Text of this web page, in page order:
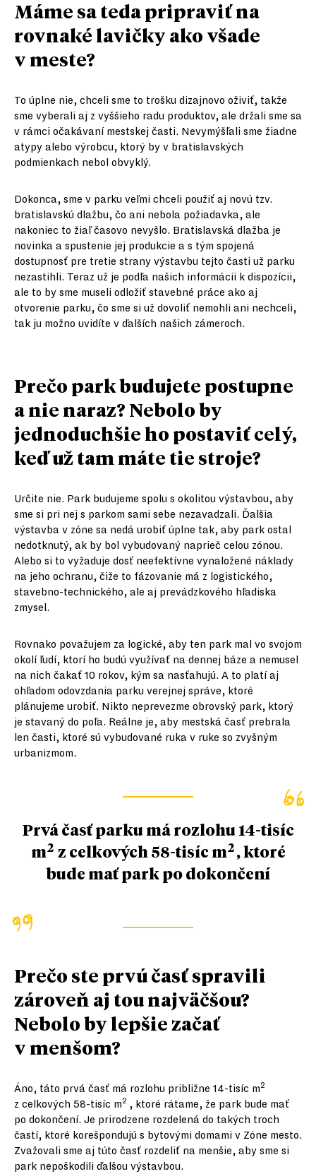
Máme sa teda pripraviť na
rovnaké lavičky ako všade
v meste?
To úplne nie, chceli sme to trošku dizajnovo oživiť, takže
sme vyberali aj z vyššieho radu produktov, ale držali sme sa
v rámci očakávaní mestskej časti. Nevymýšľali sme žiadne
atypy alebo výrobcu, ktorý by v bratislavských
podmienkach nebol obvyklý.
Dokonca, sme v parku veľmi chceli použiť aj novú tzv.
bratislavskú dlažbu, čo ani nebola požiadavka, ale
nakoniec to žiaľ časovo nevyšlo. Bratislavská dlažba je
novinka a spustenie jej produkcie a s tým spojená
dostupnosť pre tretie strany výstavbu tejto časti už parku
nezastihli. Teraz už je podľa našich informácii k dispozícii,
ale to by sme museli odložiť stavebné práce ako aj
otvorenie parku, čo sme si už dovoliť nemohli ani nechceli,
tak ju možno uvidíte v ďalších našich zámeroch.
Prečo park budujete postupne
a nie naraz? Nebolo by
jednoduchšie ho postaviť celý,
keď už tam máte tie stroje?
Určite nie. Park budujeme spolu s okolitou výstavbou, aby
sme si pri nej s parkom sami sebe nezavadzali. Ďalšia
výstavba v zóne sa nedá urobiť úplne tak, aby park ostal
nedotknutý, ak by bol vybudovaný naprieč celou zónou.
Alebo si to vyžaduje dosť neefektívne vynaložené náklady
na jeho ochranu, čiže to fázovanie má z logistického,
stavebno-technického, ale aj prevádzkového hľadiska
zmysel.
Rovnako považujem za logické, aby ten park mal vo svojom
okolí ľudí, ktorí ho budú využívať na dennej báze a nemusel
na nich čakať 10 rokov, kým sa nasťahujú. A to platí aj
ohľadom odovzdania parku verejnej správe, ktoré
plánujeme urobiť. Nikto neprevezme obrovský park, ktorý
je stavaný do poľa. Reálne je, aby mestská časť prebrala
len časti, ktoré sú vybudované ruka v ruke so zvyšným
urbanizmom.
Prvá časť parku má rozlohu 14-tisíc
m2 z celkových 58-tisíc m2, ktoré
bude mať park po dokončení
Prečo ste prvú časť spravili
zároveň aj tou najväčšou?
Nebolo by lepšie začať
v menšom?
Áno, táto prvá časť má rozlohu približne 14-tisíc m2
z celkových 58-tisíc m2 , ktoré rátame, že park bude mať
po dokončení. Je prirodzene rozdelená do takých troch
častí, ktoré korešpondujú s bytovými domami v Zóne mesto.
Zvažovali sme aj túto časť rozdeliť na menšie, aby sme si
park nepoškodili ďalšou výstavbou.